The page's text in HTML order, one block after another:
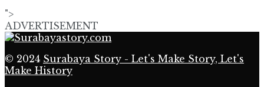
">
ADVERTISEMENT
© 2024 Surabaya Story - Let's Make Story, Let's
Make History